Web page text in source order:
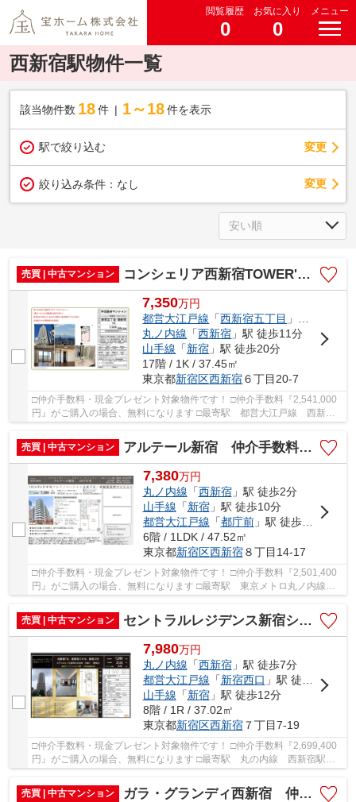
閲覧履歴
0
お気に入り
0
メニュー
西新宿駅物件一覧
該当物件数 18件 1～18 件を表示
駅で絞り込む 変更
絞り込み条件： なし 変更
売買 | 中古マンション コンシェリア西新宿TOWER'SWEST 仲介手数料無料＋40万円現金プレゼント中
7,350万円
都営大江戸線 「西新宿五丁目 」駅 徒歩7分
丸ノ内線 「西新宿 」駅 徒歩11分
山手線 「新宿 」駅 徒歩20分
17階 / 1K / 37.45㎡
東京都新宿区西新宿６丁目20-7
□仲介手数料・現金プレゼント対象物件です！ □仲介手数料『2,541,000
円』がご購入の場合、無料になります □最寄駅 都営大江戸線 西新宿
売買 | 中古マンション
アルテール新宿 仲介手数料無料＋40万円現金プレゼント中
7,380万円
丸ノ内線 「西新宿」駅 徒歩2分
山手線 「新宿」駅 徒歩10分
都営大江戸線 「都庁前」駅 徒歩8分
6階 / 1LDK / 47.52㎡
東京都新宿区西新宿８丁目14-17
□仲介手数料・現金プレゼント対象物件です！ □仲介手数料『2,501,400
円』がご購入の場合、無料になります □最寄駅 東京メトロ丸ノ内線
売買 | 中古マンション
セントラルレジデンス新宿シティータワー 仲介手数料無料＋40万円現金プレゼント中
7,980万円
丸ノ内線 「西新宿」駅 徒歩7分
都営大江戸線 「新宿西口 」駅 徒歩8分
山手線 「新宿」駅 徒歩12分
8階 / 1R / 37.02㎡
東京都新宿区西新宿７丁目7-19
□仲介手数料・現金プレゼント対象物件です！ □仲介手数料『2,699,400
円』がご購入の場合、無料になります □最寄駅 丸の内線 西新宿駅
売買 | 中古マンション
ガラ・グランディ西新宿 仲介手数料無料＋50万円現金プレゼント中